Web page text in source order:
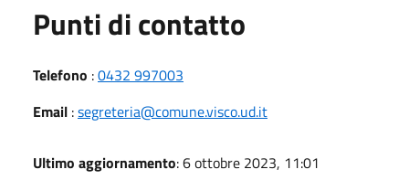
Punti di contatto
Telefono :0432 997003
Email :segreteria@comune.visco.ud.it
Ultimo aggiornamento: 6 ottobre 2023, 11:01